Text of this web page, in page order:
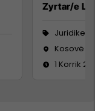
Zyrtar/e
Juridike
Kosovë
1 Korrik